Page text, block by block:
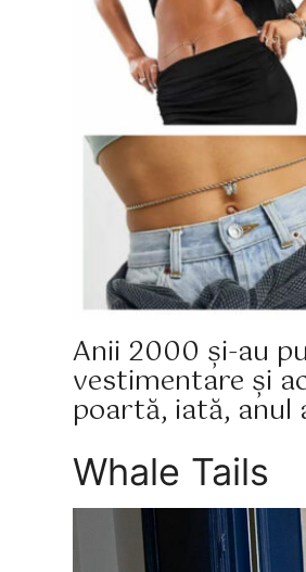
Anii 2000 și-au
vestimentare și
poartă, iată, anul
Whale Tails